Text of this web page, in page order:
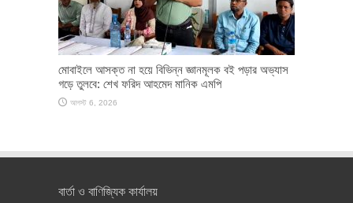
মোবাইলে আসক্ত না হয়ে বিভিন্ন জ্ঞানমূলক বই পড়ার অভ্যাস
গড়ে তুলবে: শেখ ফরিদ আহমেদ মানিক এমপি
আগস্ট 6, 2026
বার্তা ও বাণিজ্যিক কার্যালয়